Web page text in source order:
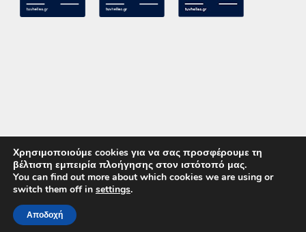
Copyright 2015 ACE Power Electronics - All Right Reserved
ΚΑΛΕΣΤΕ ΜΑΣ
Χρησιμοποιούμε cookies για να σας προσφέρουμε τη
βέλτιστη εμπειρία πλοήγησης στον ιστότοπό μας.
You can find out more about which cookies we are using or
switch them off in settings.
Αποδοχή